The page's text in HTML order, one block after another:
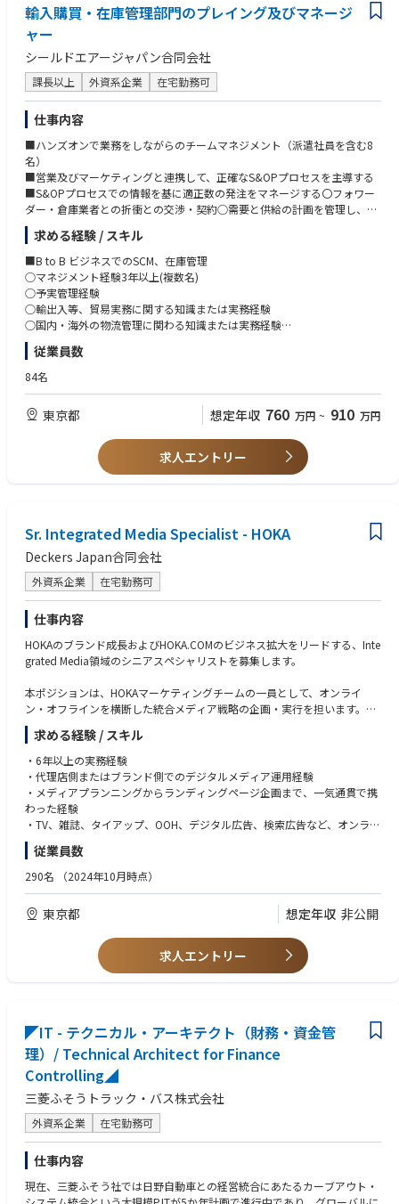
サービスプロモーションの年間計画を立案し、予算管理・進行管理を行い
ながら、施策を推進いただきます。プロモーション活動のリーダーとし
て、関係メンバーの協力を得ながら、施策全体を牽引いただくポジション
です。
1. サービスWebサイトの更新・管理・改善
2. 各種広告の出稿
3. セミナーの企画・運営
4. 展示会の企画・運営
5. ブログの執筆・公開
6. プレスリリースの執筆・公開
7. リード管理
8. その他、新規プロモーション施策の考案と実行
▼このポジションの魅力
成長・拡大を続けるデータビジネスのプロモーションを、専任者として一
気通貫で担える裁量の大きなポジションです。
対法人 (BtoB) から対生活者 (BtoC) まで幅広いプロモーションに携われる
のも本ポジションの特長です。
テレビ視聴データという独自性の高いアセットと、これからさらに広がる
可能性を持つビジネスに対して、これまで培ってこられたご自身の経験・
スキルを存分に活かしていただけます。
決められた枠組みの中で回すだけの仕事ではなく、施策を自ら描き、形に
し、事業の成長に直結させていく手応えを得られる環境です。
トマネジメント）の経験
- リード管理・リード獲得施策の実務経験
- 施策を自ら企画・立案し、関係者を巻き込みながら主体的に推進でき
る行動力
- 定量データを読み解き、施策の改善に活かすデータリテラシー
▼あれば尚良い経験・能力・知識
- データビジネス、広告、放送・メディア業界での就業経験や知見
- MA（マーケティングオートメーション）ツールの運用経験（SATORI／
Marketo／Salesforce 等）
- Web解析・SEOの知識（GA4 等のアクセス解析を含む）
- CRM／SFAを活用した顧客・リード管理の経験
- 生活者向け（BtoC）サービスのプロモーション経験（Webサイト・ブ
ログ・記事・プレスリリース等による利用者拡大）
- オウンドメディア運営・SNS運用の経験
- クリエイティブ（Web・グラフィック・動画 等）の制作ディレクショ
ンの経験
- テレビ・動画配信・エンタメ領域への関心
輸入購買・在庫管理部門のプレイング及びマネージ
ャー
シールドエアージャパン合同会社
課長以上 外資系企業 在宅勤務可
仕事内容
■ハンズオンで業務をしながらのチームマネジメント（派遣社員を含む8
名）
■営業及びマーケティングと連携して、正確なS&OPプロセスを主導する
■S&OPプロセスでの情報を基に適正数の発注をマネージする〇フォワー
ダー・倉庫業者との折衝との交渉・契約○需要と供給の計画を管理し、最
適な在庫レベルを維持する
■顧客満足を追求するチームの構築
■コスト意識の高いオペレーションの推進及び改善活動
■倉庫保管、輸送のコスト最適化を推進する
■国内関係チームとの折衝交渉（営業・CS・マーケティング・経理）
■年次棚卸業務
■海外ベンダー（主にグループ企業内）との英語（メールが主）でのコレ
■APACチームとの電話会議への参加
求める経験 / スキル
■B to B ビジネスでのSCM、在庫管理
○マネジメント経験3年以上(複数名)
○予実管理経験
○輸出入等、貿易実務に関する知識または実務経験
○国内・海外の物流管理に関わる知識または実務経験
○在庫管理
○ERPシステム使用経験（弊社ERPはSAP）
従業員数
84名
東京都 想定年収 760 万円 ~ 910 万円
求人エントリー
Sr. Integrated Media Specialist - HOKA
Deckers Japan合同会社
外資系企業 在宅勤務可
仕事内容
HOKAのブランド成長およびHOKA.COMのビジネス拡大をリードする、Inte
grated Media領域のシニアスペシャリストを募集します。
本ポジションは、HOKAマーケティングチームの一員として、オンライ
ン・オフラインを横断した統合メディア戦略の企画・実行を担います。デ
ジタル広告、SEO/SEM、リターゲティング、アフィリエイトなどのパフォ
ーマンスマーケティングに加え、OOH、TV、プリント、タイアップなど幅
広いペイドメディアを活用し、ブランド認知からエンゲージメント、コン
バージョン最大化までを一貫して推進いただきます。
また、マーケティングチームやECチームと連携し、HOKA.COM上のランデ
ィングページやマーケティングコンテンツの企画・改善にも携わっていた
OMの売上最大化とブランドマーケティング目標の達成に貢献する、戦略
性と実行力の両方が求められるポジションです。
1. HOKA.COMのビジネス成長に向けたデジタルマーケティング施策の企
ティング、アフィリエイトなどの広告施策を活用し、トラフィック創出か
らコンバージョン最大化までを推進します。また、ECチームと定期的に連
携し、ビジネスニーズや課題を把握したうえで改善施策を立案します。必
要に応じて、Head of BrandやHead of DTCなどのビジネスリードに対し
て、分析結果や施策提案をプレゼンテーションしていただきます。
2. 広告キャンペーンにおけるペイドメディア施策の立案：30%
ブランドキャンペーンやビジネス目標に基づき、オンライン・オフライン
を横断した360°のペイドメディア施策を企画します。デジタル広告に加
え、OOH、TV、プリント、タイアップなど幅広いメディアを組み合わせ、
ブランド認知から購買促進まで一貫したメディア戦略を設計します。ま
求める経験 / スキル
・6年以上の実務経験
・代理店側またはブランド側でのデジタルメディア運用経験
・メディアプランニングからランディングページ企画まで、一気通貫で携
わった経験
・TV、雑誌、タイアップ、OOH、デジタル広告、検索広告など、オンライ
ン・オフラインを問わないペイドメディアバイイング経験
・ECサイトの売上やコンバージョンなど、ビジネス成果に直結する目標を
持ったメディア運用経験
・各種広告プラットフォームにおける広告バイイングツールの使用経験
・英語の読み書きに抵抗がない方※翻訳ツール等を活用しながら英文メー
ルや資料を確認できるレベルを想定しています。英会話力は必須ではあり
従業員数
290名 （2024年10月時点）
東京都 想定年収 非公開
求人エントリー
◤IT - テクニカル・アーキテクト（財務・資金管
理）/ Technical Architect for Finance
Controlling◢
三菱ふそうトラック・バス株式会社
外資系企業 在宅勤務可
仕事内容
現在、三菱ふそう社では日野自動車との経営統合にあたるカーブアウト・